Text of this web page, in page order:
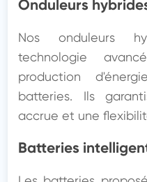
Onduleurs
Nos onduleurs
technologie
production
batteries. Ils
accrue et une
Batteries